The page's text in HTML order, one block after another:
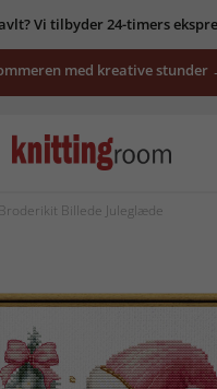
Vi tilbyder 24-timers
med kreative stunder
Broderikit Billede Juleglæde